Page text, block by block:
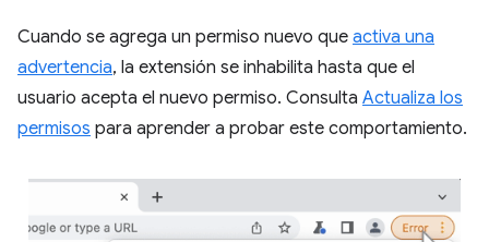
Cuando se agrega un permiso nuevo que activa una
advertencia, la extensión se inhabilita hasta que el
usuario acepta el nuevo permiso. Consulta Actualiza los
permisos para aprender a probar este comportamiento.